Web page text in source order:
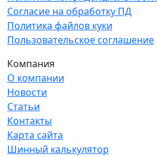
Согласие на обработку ПД
Политика файлов куки
Пользовательское соглашение
Компания
О компании
Новости
Статьи
Контакты
Карта сайта
Шинный калькулятор